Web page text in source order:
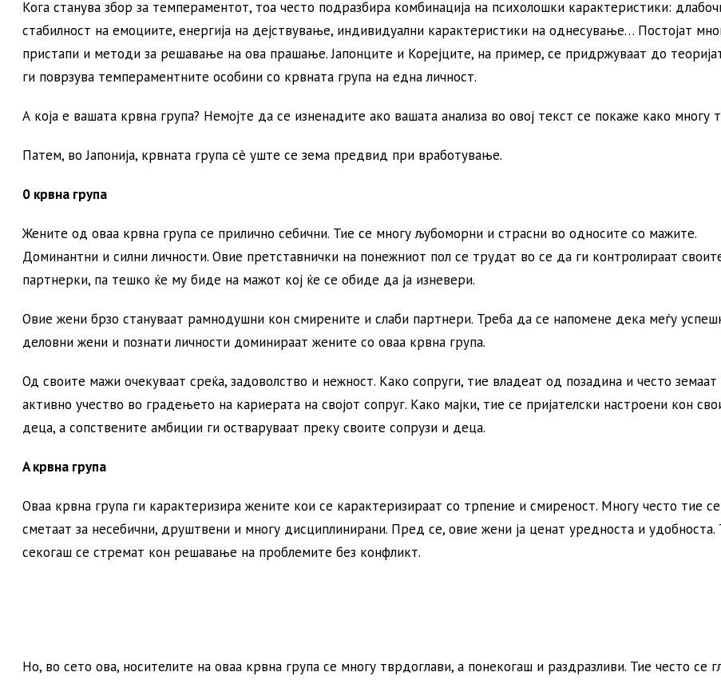
Кога станува збор за темпераментот, тоа често подразбира комбинација на психолошки карактеристики:
стабилност на емоциите, енергија на дејствување, индивидуални карактеристики на однесување… Постојат
пристапи и методи за решавање на ова прашање. Јапонците и Корејците, на пример, се придржуваат до
ги поврзува темпераментните особини со крвната група на една личност.
А која е вашата крвна група? Немојте да се изненадите ако вашата анализа во овој текст се покаже како многу
Патем, во Јапонија, крвната група сè уште се зема предвид при вработување.
0 крвна група
Жените од оваа крвна група се прилично себични. Тие се многу љубоморни и страсни во односите со мажите.
Доминантни и силни личности. Овие претставнички на понежниот пол се трудат во се да ги контролираат
партнерки, па тешко ќе му биде на мажот кој ќе се обиде да ја изневери.
Овие жени брзо стануваат рамнодушни кон смирените и слаби партнери. Треба да се напомене дека меѓу
деловни жени и познати личности доминираат жените со оваа крвна група.
Од своите мажи очекуваат среќа, задоволство и нежност. Како сопруги, тие владеат од позадина и често земаат
активно учество во градењето на кариерата на својот сопруг. Како мајки, тие се пријателски настроени кон
деца, а сопствените амбиции ги остваруваат преку своите сопрузи и деца.
A крвна група
Оваа крвна група ги карактеризира жените кои се карактеризираат со трпение и смиреност. Многу често тие се
сметаат за несебични, друштвени и многу дисциплинирани. Пред се, овие жени ја ценат уредноста и удобноста.
секогаш се стремат кон решавање на проблемите без конфликт.
Но, во сето ова, носителите на оваа крвна група се многу тврдоглави, а понекогаш и раздразливи. Тие често се